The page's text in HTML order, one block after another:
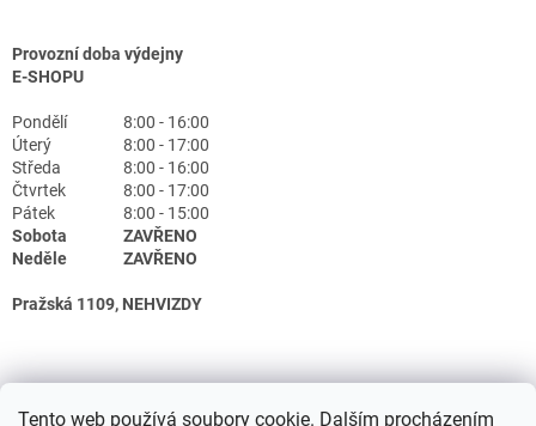
Tento web používá soubory cookie. Dalším procházením
Provozní doba výdejny
E-SHOPU
Pondělí
8:00 - 16:00
Úterý
8:00 - 17:00
Středa
8:00 - 16:00
Čtvrtek
8:00 - 17:00
Pátek
8:00 - 15:00
Sobota
ZAVŘENO
Neděle
ZAVŘENO
Pražská 1109, NEHVIZDY